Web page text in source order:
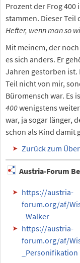
Prozent der Frog 400
stammen. Dieser Teil
Hefter, wenn man so
Mit meinem, der
es sich anders. Er
Jahren gestorben ist.
Teil nicht von mir,
Büromensch war. Es
400wenigstens
war, ja sogar länger,
schon als Kind damit
Zurück zum
Austria-Forum
https://austria-
forum.org/af/
_Walker
https://austria-
forum.org/af/
_Personifikation